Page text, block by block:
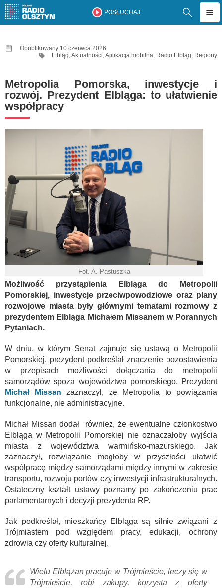
POSŁUCHAJ
Opublikowany 10 czerwca 2026
Elbląg,Aktualności,Aplikacja mobilna, Radio Elbląg, Regiony
Metropolia Pomorska, inwestycje i
rozwój. Prezydent Elbląga: to ułatwienie
współpracy
Fot. A. Pastuszka
Możliwość przystąpienia Elbląga do Metropolii
Pomorskiej, inwestycje przeciwpowodziowe oraz plany
rozwojowe miasta były głównymi tematami rozmowy z
prezydentem Elbląga Michałem Missanem w Porannych
Pytaniach.
W dniu, w którym Senat zajmuje się ustawą o Metropolii
Pomorskiej, prezydent podkreślał znaczenie pozostawienia
w przepisach możliwości dołączania do metropolii
samorządów spoza województwa pomorskiego. Prezydent
Michał Missan
zaznaczył, że Metropolia to powiązania
funkcjonalne, nie administracyjne.
Michał Missan dodał również, że ewentualne członkostwo
Elbląga w Metropolii Pomorskiej nie oznaczałoby wyjścia
miasta z województwa warmińsko-mazurskiego. Jak
zaznaczył, rozwiązanie mogłoby w przyszłości ułatwić
współpracę między samorządami między innymi w zakresie
transportu, rozwoju portów czy inwestycji infrastrukturalnych.
Ostateczny kształt ustawy poznamy po zakończeniu prac
parlamentarnych i decyzji prezydenta RP.
Jak podkreślał, mieszkańcy Elbląga są silnie związani z
Trójmiastem pod względem pracy, edukacji, ochrony
zdrowia czy oferty kulturalnej.
Wielu Elblążan pracuje w Trójmieście, leczy się w
Trójmieście, robi zakupy, korzysta z oferty